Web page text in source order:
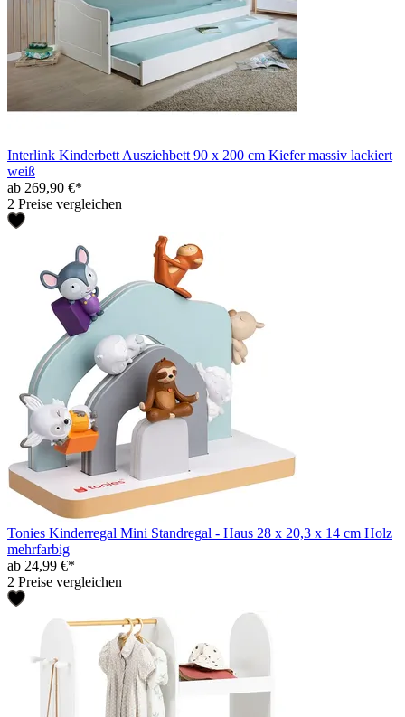
Interlink Kinderbett Ausziehbett 90 x 200 cm Kiefer massiv lackiert
weiß
ab 269,90 €*
2 Preise vergleichen
Tonies Kinderregal Mini Standregal - Haus 28 x 20,3 x 14 cm Holz
mehrfarbig
ab 24,99 €*
2 Preise vergleichen